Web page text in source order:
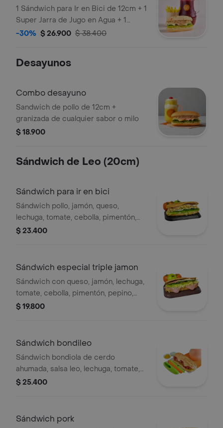
1 Sándwich para Ir en Bici de 12cm + 1
Super Jarra de Jugo en Agua + 1
Porción de Papitas
-30% $ 26.900 $ 38.400
Desayunos
Combo desayuno
Sandwich de pollo de 12cm +
granizada de cualquier sabor o milo
$ 18.900
Sándwich de Leo (20cm)
Sándwich para ir en bici
Sándwich pollo, jamón, queso,
lechuga, tomate, cebolla, pimentón,
pepino, mostaza, tártara y salsa ajo.
$ 23.400
Sándwich especial triple jamon
Sándwich con queso, jamón, lechuga,
tomate, cebolla, pimentón, pepino,
mostaza, tártara, salsa ajo.
$ 19.800
Sándwich bondileo
Sándwich bondiola de cerdo
ahumada, salsa leo, lechuga, tomate,
queso y pimentones ahumados
$ 25.400
Sándwich pork